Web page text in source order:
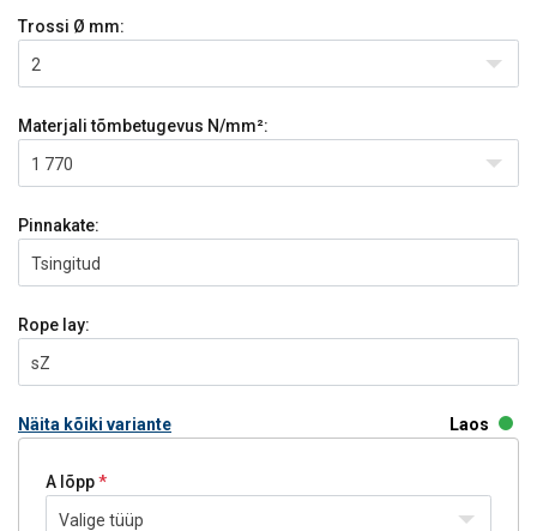
Trossi Ø mm:
2
Materjali tõmbetugevus N/mm²:
1 770
Pinnakate:
Tsingitud
Rope lay:
sZ
Näita kõiki variante Laos
A lõpp
Valige tüüp